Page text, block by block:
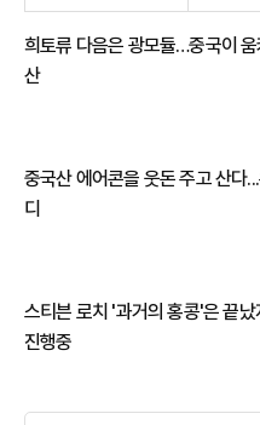
희토류 다음은 광모듈…중국이
산
중국산 에어콘을 웃돈 주고 산다
디
스티븐 로치 '과거의 홍콩'은 끝
진행중